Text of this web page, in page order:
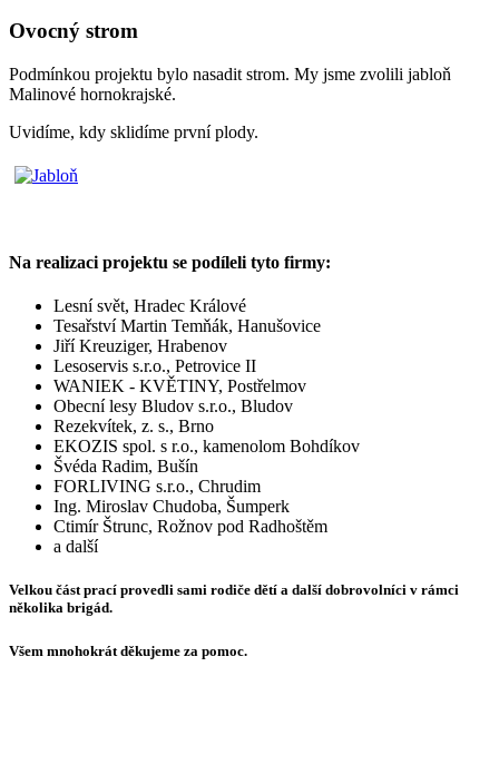
Ovocný strom
Podmínkou projektu bylo nasadit strom. My jsme zvolili jabloň
Malinové hornokrajské.
Uvidíme, kdy sklidíme první plody.
Na realizaci projektu se podíleli tyto firmy:
Lesní svět, Hradec Králové
Tesařství Martin Temňák, Hanušovice
Jiří Kreuziger, Hrabenov
Lesoservis s.r.o., Petrovice II
WANIEK - KVĚTINY, Postřelmov
Obecní lesy Bludov s.r.o., Bludov
Rezekvítek, z. s., Brno
EKOZIS spol. s r.o., kamenolom Bohdíkov
Švéda Radim, Bušín
FORLIVING s.r.o., Chrudim
Ing. Miroslav Chudoba, Šumperk
Ctimír Štrunc, Rožnov pod Radhoštěm
a další
Velkou část prací provedli sami rodiče dětí a další dobrovolníci v rámci
několika brigád.
Všem mnohokrát děkujeme za pomoc.